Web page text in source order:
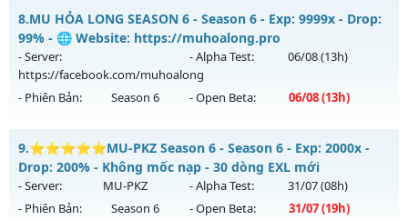
Thể loại: Mu Nguyên bản Webzen
Antihack: XShield
MU Hải Long - Săn Boss nhận Xu & Đồ Socket cuối,
Mu mới ra tháng 08 2026 - Mở máy chủMU Hải Long
13h ngày 09/08/2626
Exp: 200x - Drop: 30%
Thể loại: Mu Nguyên bản Webzen
Antihack: VietGuard
8.MU HỎA LONG SEASON 6 - Season 6 - Exp: 9999x - Drop:
99% - 🌐 Website: https://muhoalong.pro
- Server:
https://facebook.com/muhoalong
- Alpha Test: 06/08(13h)
- Phiên Bản: Season 6 - Open Beta: 06/08(13h)
MU HỎA LONG SEASON 6 - 🌐 Website:
https://muhoalong.pro
Mu mới ra tháng 08 2026 - Mở máy chủ
https://facebook.com/muhoalongvào 13h ngày
9.⭐⭐⭐⭐⭐MU-PKZ Season 6 - Season 6 - Exp: 2000x -
Drop: 200% - Không mốc nạp - 30 dòng EXL mới
- Server: MU-PKZ - Alpha Test: 31/07(08h)
- Phiên Bản:
Season 6 - Open Beta: 31/07(19h)